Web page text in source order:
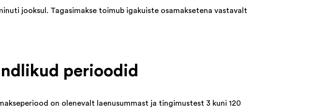
jooksul. Tagasimakse toimub igakuiste osamaksetena vastavalt
perioodid
on olenevalt laenusummast ja tingimustest 3 kuni 120